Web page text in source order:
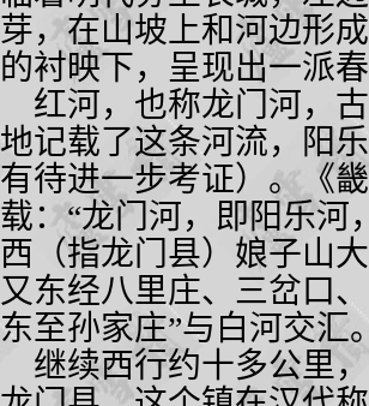
芽，在山坡上和河边形
的衬映下，呈现出一派
红河，也称龙门河，
地记载了这条河流，阳
有待进一步考证）。《
载：“龙门河，即阳乐河
西（指龙门县）娘子山
又东经八里庄、三岔口
东至孙家庄”与白河交汇
继续西行约十多公里